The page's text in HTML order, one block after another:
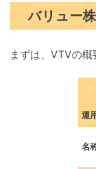
バリュー
まずは、VTVの概
運
名